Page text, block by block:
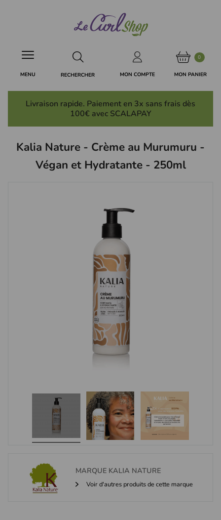
MON COMPTE
0
MON PANIER
RECHERCHER
MENU
Livraison rapide. Paiement en 3x sans frais dès
100€ avec SCALAPAY
Kalia Nature - Crème au Murumuru -
Végan et Hydratante - 250ml
MARQUE KALIA NATURE
Voir d'autres produits de cette marque